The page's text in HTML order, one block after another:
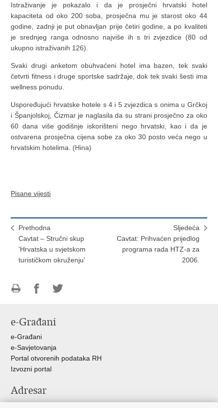
Istraživanje je pokazalo i da je prosječni hrvatski hotel
kapaciteta od oko 200 soba, prosječna mu je starost oko 44
godine, zadnji je put obnavljan prije četiri godine, a po kvaliteti
je srednjeg ranga odnosno najviše ih s tri zvjezdice (80 od
ukupno istraživanih 126).
Svaki drugi anketom obuhvaćeni hotel ima bazen, tek svaki
četvrti fitness i druge sportske sadržaje, dok tek svaki šesti ima
wellness ponudu.
Uspoređujući hrvatske hotele s 4 i 5 zvjezdica s onima u Grčkoj
i Španjolskoj, Čizmar je naglasila da su strani prosječno za oko
60 dana više godišnje iskorišteni nego hrvatski, kao i da je
ostvarena prosječna cijena sobe za oko 30 posto veća nego u
hrvatskim hotelima. (Hina)
Pisane vijesti
Prethodna
Cavtat – Stručni skup
'Hrvatska u svjetskom
turističkom okruženju'
Sljedeća
Cavtat: Prihvaćen prijedlog
programa rada HTZ-a za
2006.
FacebookuTwitteru
e-Građani
e-Građani
e-Savjetovanja
Portal otvorenih podataka RH
Izvozni portal
Adresar